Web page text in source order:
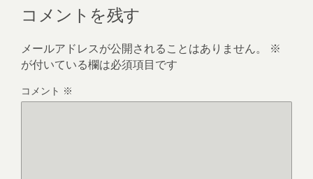
コメントを残す
メールアドレスが公開されることはありません。
※
が付いている欄は必須項目です
コメント ※